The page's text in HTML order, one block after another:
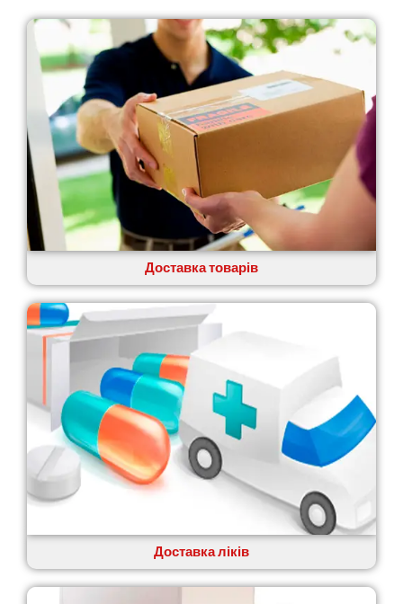
Херсон
Хмельницький
Хмільник
Ірпінь
Івано-Франківськ
Ізмаїл
Кагарлик
Калуш
Кам’янець-Подільський
Кам’янка
Кам’янське
Канів
Козятин
Київ
Кобеляки
Коцюбинське
Конотоп
Коростень
Корсунь-Шевченківський
Костопіль
Ковель
Козин
Красноград
Кременчук
Кременець
Кривий Ріг
Кропивницький
Крихівці
Доставка товарів
Доставка ліків